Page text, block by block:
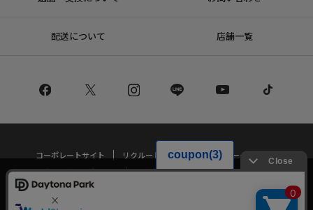
配送について 店舗一覧
コーポレートサイト リクルート
サステナブルマークについて
プライバシーポリシー
特定商取引法・古物営業法に基づく表記
当サイトでは利用体験の向上およびコンテンツの最適な提供、トラフィック
の分析を目的としてCookieを使用しています。